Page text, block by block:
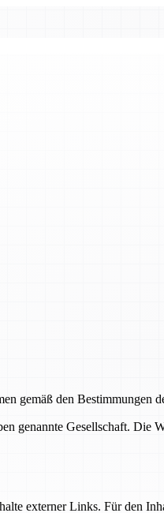
gemäß den Bestimmungen
genannte Gesellschaft. Die
externer Links. Für den